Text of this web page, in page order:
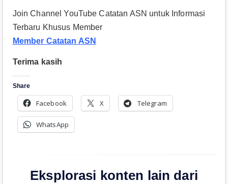
Join Channel YouTube Catatan ASN untuk Informasi
Terbaru Khusus Member
Member Catatan ASN
Terima kasih
Share
Facebook X Telegram
WhatsApp
Eksplorasi konten lain dari